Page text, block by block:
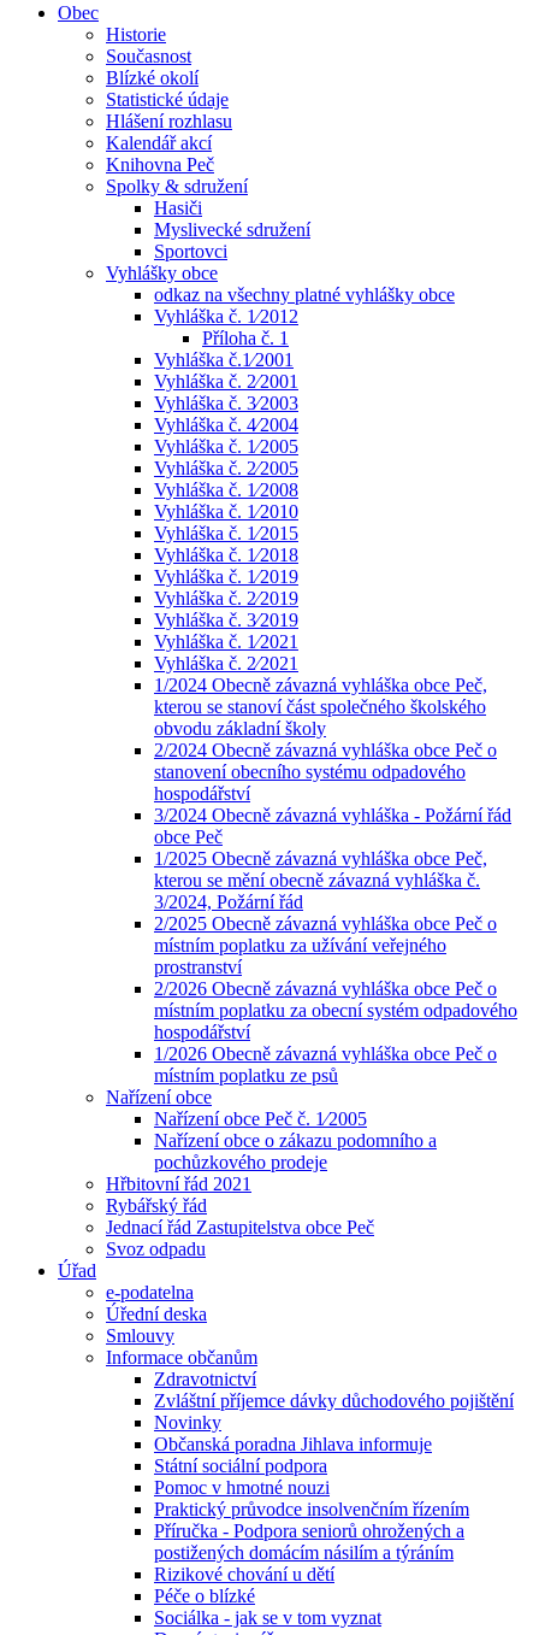
Obec
Historie
Současnost
Blízké okolí
Statistické údaje
Hlášení rozhlasu
Kalendář akcí
Knihovna Peč
Spolky & sdružení
Hasiči
Myslivecké sdružení
Sportovci
Vyhlášky obce
odkaz na všechny platné vyhlášky obce
Vyhláška č. 1⁄2012
Příloha č. 1
Vyhláška č.1⁄2001
Vyhláška č. 2⁄2001
Vyhláška č. 3⁄2003
Vyhláška č. 4⁄2004
Vyhláška č. 1⁄2005
Vyhláška č. 2⁄2005
Vyhláška č. 1⁄2008
Vyhláška č. 1⁄2010
Vyhláška č. 1⁄2015
Vyhláška č. 1⁄2018
Vyhláška č. 1⁄2019
Vyhláška č. 2⁄2019
Vyhláška č. 3⁄2019
Vyhláška č. 1⁄2021
Vyhláška č. 2⁄2021
1/2024 Obecně závazná vyhláška obce Peč,
kterou se stanoví část společného školského
obvodu základní školy
2/2024 Obecně závazná vyhláška obce Peč o
stanovení obecního systému odpadového
hospodářství
3/2024 Obecně závazná vyhláška - Požární řád
obce Peč
1/2025 Obecně závazná vyhláška obce Peč,
kterou se mění obecně závazná vyhláška č.
3/2024, Požární řád
2/2025 Obecně závazná vyhláška obce Peč o
místním poplatku za užívání veřejného
prostranství
2/2026 Obecně závazná vyhláška obce Peč o
místním poplatku za obecní systém odpadového
hospodářství
1/2026 Obecně závazná vyhláška obce Peč o
místním poplatku ze psů
Nařízení obce
Nařízení obce Peč č. 1⁄2005
Nařízení obce o zákazu podomního a
pochůzkového prodeje
Hřbitovní řád 2021
Rybářský řád
Jednací řád Zastupitelstva obce Peč
Svoz odpadu
Úřad
e-podatelna
Úřední deska
Smlouvy
Informace občanům
Zdravotnictví
Zvláštní příjemce dávky důchodového pojištění
Novinky
Občanská poradna Jihlava informuje
Státní sociální podpora
Pomoc v hmotné nouzi
Praktický průvodce insolvenčním řízením
Příručka - Podpora seniorů ohrožených a
postižených domácím násilím a týráním
Rizikové chování u dětí
Péče o blízké
Sociálka - jak se v tom vyznat